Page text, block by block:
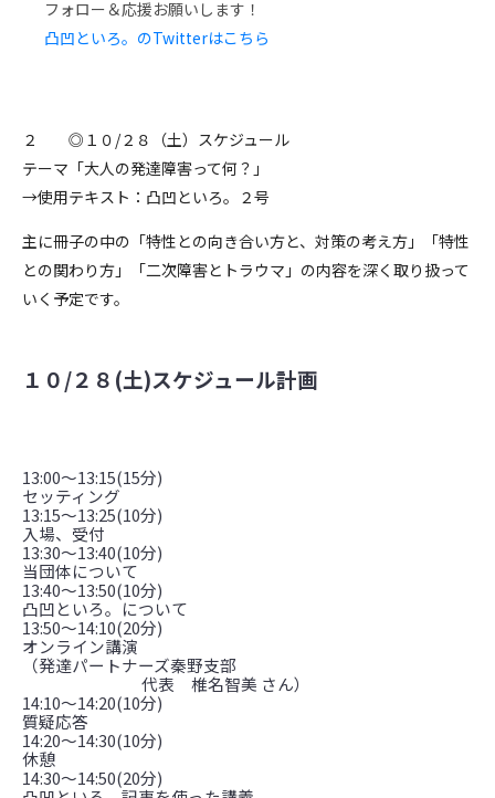
フォロー＆応援お願いします！
凸凹といろ。のTwitterはこちら
２ ◎１０/２８（土）スケジュール
テーマ「大人の発達障害って何？」
→使用テキスト：凸凹といろ。２号
主に冊子の中の「特性との向き合い方と、対策の考え方」「特性
との関わり方」「二次障害とトラウマ」の内容を深く取り扱って
いく予定です。
１０/２８(土)スケジュール計画
13:00〜13:15(15分)
セッティング
13:15〜13:25(10分)
入場、受付
13:30〜13:40(10分)
当団体について
13:40〜13:50(10分)
凸凹といろ。について
13:50〜14:10(20分)
オンライン講演
（発達パートナーズ秦野支部
代表　椎名智美 さん）
14:10〜14:20(10分)
質疑応答
14:20〜14:30(10分)
休憩
14:30〜14:50(20分)